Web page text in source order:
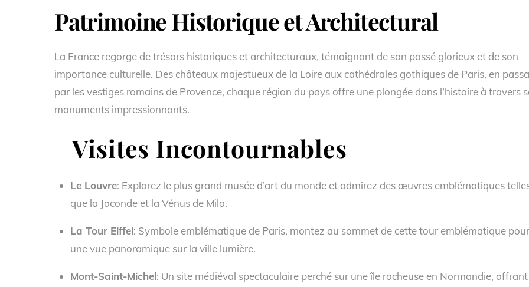
Patrimoine Historique et Architectural
La France regorge de trésors historiques et architecturaux, témoignant de son passé glorieux et de son
importance culturelle. Des châteaux majestueux de la Loire aux cathédrales gothiques de Paris, en
par les vestiges romains de Provence, chaque région du pays offre une plongée dans l’histoire à travers
monuments impressionnants.
Visites Incontournables
Le Louvre: Explorez le plus grand musée d’art du monde et admirez des œuvres emblématiques
que la Joconde et la Vénus de Milo.
La Tour Eiffel: Symbole emblématique de Paris, montez au sommet de cette tour emblématique pour
une vue panoramique sur la ville lumière.
Mont-Saint-Michel: Un site médiéval spectaculaire perché sur une île rocheuse en Normandie, offrant